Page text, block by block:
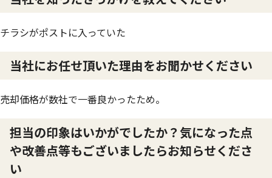
チラシがポストに入っていた
当社にお任せ頂いた理由をお聞かせください
売却価格が数社で一番良かったため。
担当の印象はいかがでしたか？気になった点
や改善点等もございましたらお知らせくださ
い